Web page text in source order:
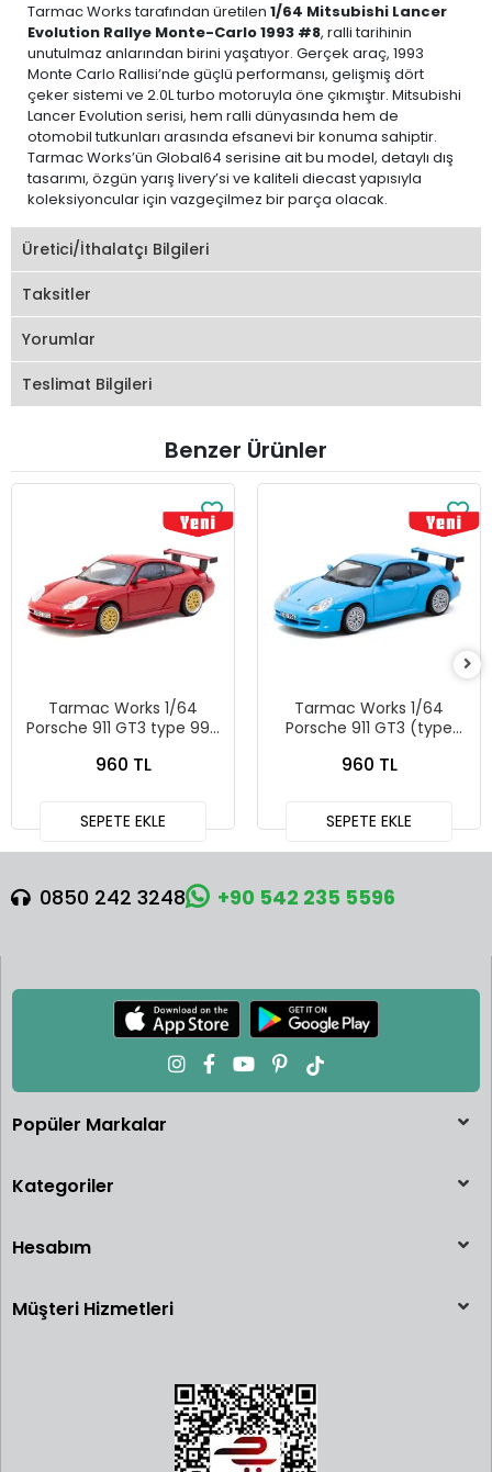
Tarmac Works tarafından üretilen 1/64 Mitsubishi Lancer
Evolution Rallye Monte-Carlo 1993 #8, ralli tarihinin
unutulmaz anlarından birini yaşatıyor. Gerçek araç, 1993
Monte Carlo Rallisi’nde güçlü performansı, gelişmiş dört
çeker sistemi ve 2.0L turbo motoruyla öne çıkmıştır. Mitsubishi
Lancer Evolution serisi, hem ralli dünyasında hem de
otomobil tutkunları arasında efsanevi bir konuma sahiptir.
Tarmac Works’ün Global64 serisine ait bu model, detaylı dış
tasarımı, özgün yarış livery’si ve kaliteli diecast yapısıyla
koleksiyoncular için vazgeçilmez bir parça olacak.
Üretici/İthalatçı Bilgileri
Taksitler
Yorumlar
Teslimat Bilgileri
Benzer Ürünler
Tarmac Works 1/64
Porsche 911 GT3 type 996
960 TL
SEPETE EKLE
Tarmac Works 1/64
Porsche 911 GT3 (type
Works X iXO Models
960 TL
SEPETE EKLE
0850 242 3248 +90 542 235 5596
Popüler Markalar
Kategoriler
Hesabım
Müşteri Hizmetleri